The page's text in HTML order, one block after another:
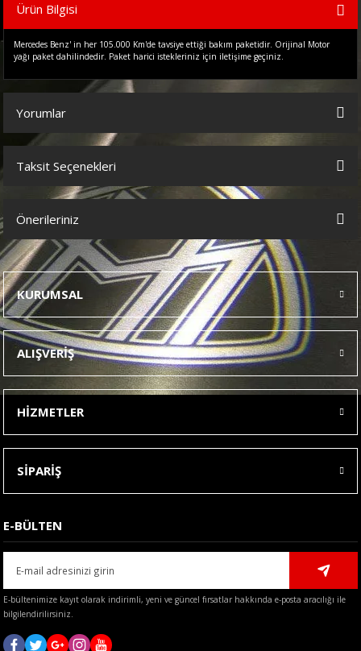
Ürün Bilgisi
Mercedes Benz' in her 105.000 Km'de tavsiye ettiği bakım paketidir. Orijinal Motor
yağı paket dahilindedir. Paket harici istekleriniz için iletişime geçiniz.
Yorumlar
Bu ürüne ilk yorumu siz yapın!
Taksit Seçenekleri
Önerileriniz
Bu ürünün fiyat bilgisi, resim, ürün açıklamalarında ve diğer
konularda yetersiz gördüğünüz noktaları öneri formunu kullanarak
tarafımıza iletebilirsiniz.
Görüş ve önerileriniz için teşekkür ederiz.
Ürün resmi kalitesiz, bozuk veya görüntülenemiyor.
Ürün açıklamasında eksik bilgiler bulunuyor.
Ürün bilgilerinde hatalar bulunuyor.
Ürün fiyatı diğer sitelerden daha pahalı.
Bu ürüne benzer farklı alternatifler olmalı.
Gönder
KURUMSAL
ALIŞVERİŞ
HİZMETLER
SİPARİŞ
E-BÜLTEN
E-bültenimize kayıt olarak indirimli, yeni ve güncel fırsatlar hakkında e-posta aracılığı ile
bilgilendirilirsiniz.